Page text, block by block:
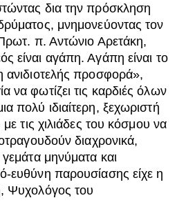
δια την πρόσκληση
μνημονεύοντας τον
π. Αντώνιο Αρετάκη,
είναι αγάπη. Αγάπη είναι το
προσφορά»,
να φωτίζει τις καρδιές όλων
πολύ ιδιαίτερη, ξεχωριστή
με τις χιλιάδες του κόσμου να
διαχρονικά,
γεμάτα μηνύματα και
ευθύνη παρουσίασης είχε η
Ψυχολόγος του